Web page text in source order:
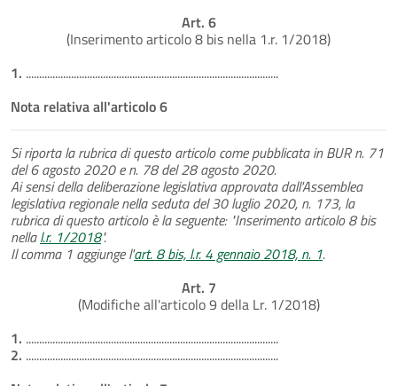
Art. 6
(Inserimento articolo 8 bis nella 1.r. 1/2018)
1. ...............................................................................................
Nota relativa all'articolo 6
Si riporta la rubrica di questo articolo come pubblicata in BUR n. 71
del 6 agosto 2020 e n. 78 del 28 agosto 2020.
Ai sensi della deliberazione legislativa approvata dall'Assemblea
legislativa regionale nella seduta del 30 luglio 2020, n. 173, la
rubrica di questo articolo è la seguente: "Inserimento articolo 8 bis
nellal.r. 1/2018".
Il comma 1 aggiunge l'art. 8 bis, l.r. 4 gennaio 2018, n. 1.
Art. 7
(Modifiche all'articolo 9 della Lr. 1/2018)
1. ...............................................................................................
2. ...............................................................................................